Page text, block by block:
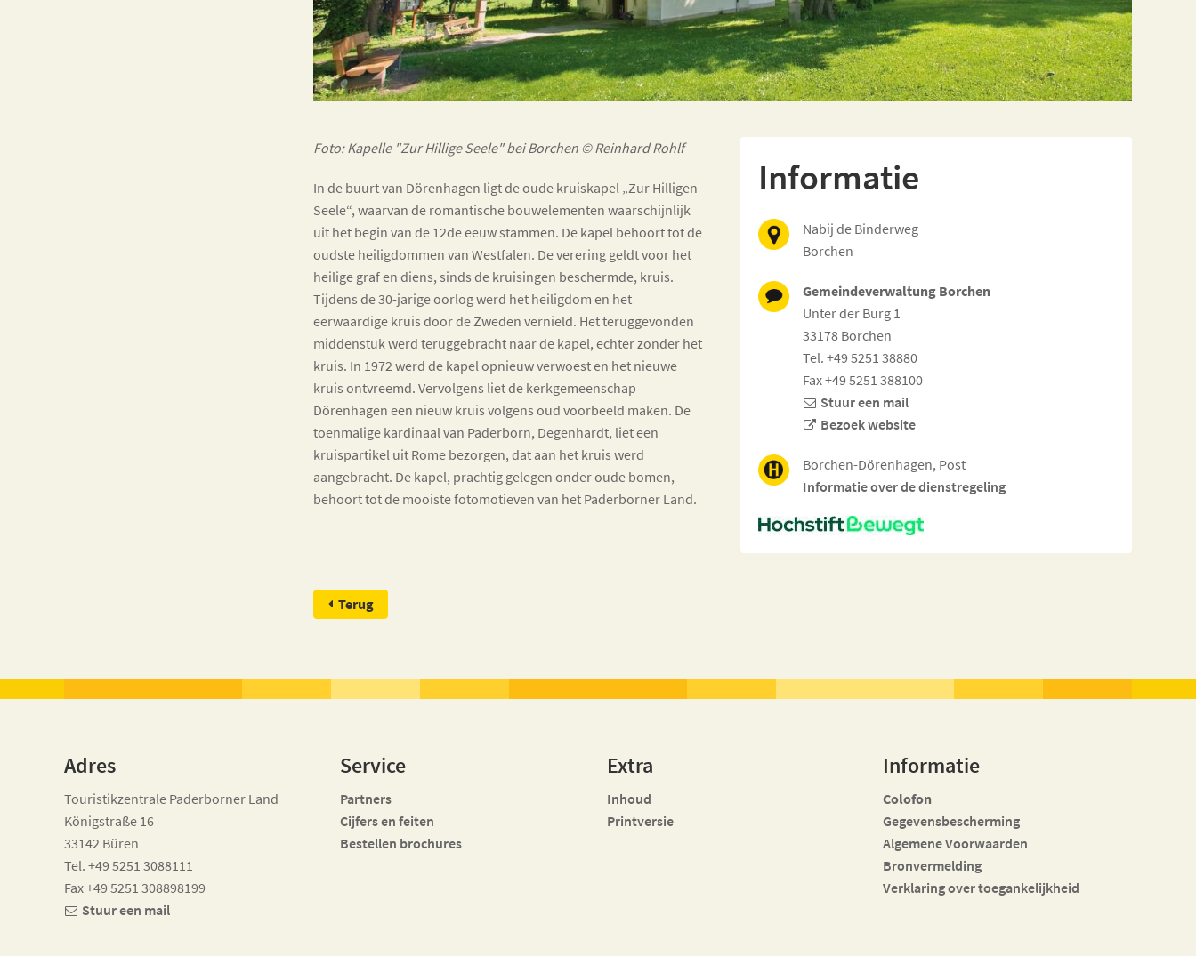
Foto: Kapelle "Zur Hillige Seele" bei Borchen © Reinhard Rohlf
In de buurt van Dörenhagen ligt de oude kruiskapel „Zur Hilligen
Seele“, waarvan de romantische bouwelementen waarschijnlijk
uit het begin van de 12de eeuw stammen. De kapel behoort tot de
oudste heiligdommen van Westfalen. De verering geldt voor het
heilige graf en diens, sinds de kruisingen beschermde, kruis.
Tijdens de 30-jarige oorlog werd het heiligdom en het
eerwaardige kruis door de Zweden vernield. Het teruggevonden
middenstuk werd teruggebracht naar de kapel, echter zonder het
kruis. In 1972 werd de kapel opnieuw verwoest en het nieuwe
kruis ontvreemd. Vervolgens liet de kerkgemeenschap
Dörenhagen een nieuw kruis volgens oud voorbeeld maken. De
toenmalige kardinaal van Paderborn, Degenhardt, liet een
kruispartikel uit Rome bezorgen, dat aan het kruis werd
aangebracht. De kapel, prachtig gelegen onder oude bomen,
behoort tot de mooiste fotomotieven van het Paderborner Land.
Informatie
Nabij de Binderweg
Borchen
Gemeindeverwaltung Borchen
Unter der Burg 1
33178 Borchen
Tel. +49 5251 38880
Fax +49 5251 388100
Stuur een mail
Bezoek website
Borchen-Dörenhagen, Post
Informatie over de dienstregeling
Terug
Adres
Touristikzentrale Paderborner Land
Königstraße 16
33142 Büren
Tel. +49 5251 3088111
Fax +49 5251 308898199
Stuur een mail
Service
Partners
Cijfers en feiten
Bestellen brochures
Extra
Inhoud
Printversie
Informatie
Colofon
Gegevensbescherming
Algemene Voorwaarden
Bronvermelding
Verklaring over toegankelijkheid